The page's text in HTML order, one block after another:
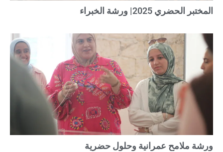
المختبر الحضري 2025| ورشة الخبراء
ورشة ملامح عمرانية وحلول حضرية